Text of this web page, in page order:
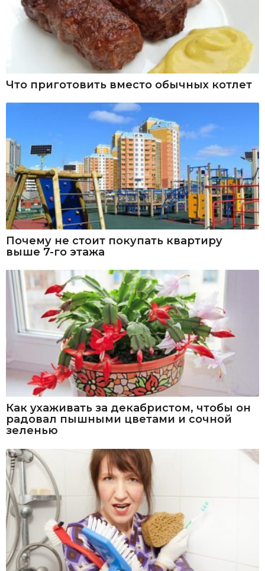
Что приготовить вместо обычных котлет
Почему не стоит покупать квартиру
выше 7-го этажа
Как ухаживать за декабристом, чтобы он
радовал пышными цветами и сочной
зеленью